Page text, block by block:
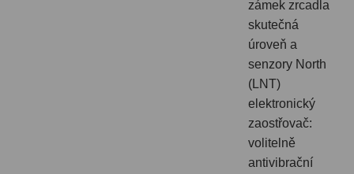
zámek zrcadla
skutečná
úroveň a
senzory North
(LNT)
elektronický
zaostřovač:
volitelně
antivibrační